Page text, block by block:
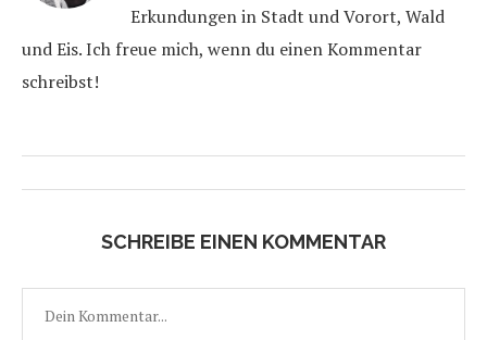
Erkundungen in Stadt und Vorort, Wald
und Eis. Ich freue mich, wenn du einen Kommentar
schreibst!
SCHREIBE EINEN KOMMENTAR